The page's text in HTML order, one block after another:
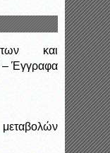
και
Έγγραφα
μεταβολών